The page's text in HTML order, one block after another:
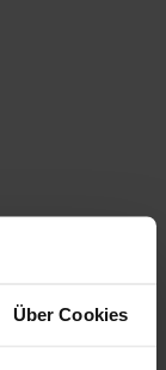
Über Cookies